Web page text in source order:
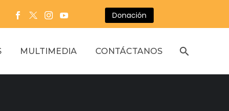
Donación
MULTIMEDIA CONTÁCTANOS